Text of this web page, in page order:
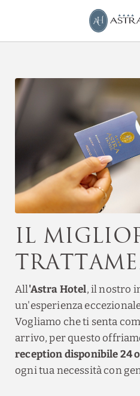
Il
All'Astra Hotel, il nostro
un'esperienza
Vogliamo che ti senta
arrivo, per questo
reception disponibile 24
ogni tua necessità con